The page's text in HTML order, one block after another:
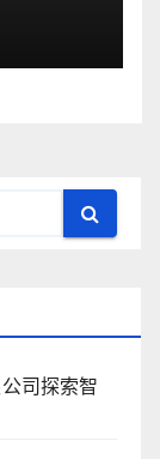
司探索智